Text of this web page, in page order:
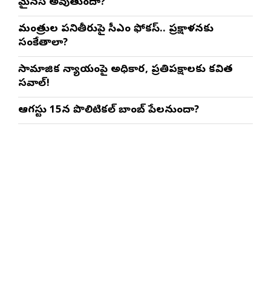
మైనస్ అవుతుందా?
మంత్రుల పనితీరుపై సీఎం ఫోకస్.. ప్రక్షాళనకు
సంకేతాలా?
సామాజిక న్యాయంపై అధికార, ప్రతిపక్షాలకు కవిత
సవాల్!
ఆగస్టు 15న పొలిటికల్ బాంబ్ పేలనుందా?